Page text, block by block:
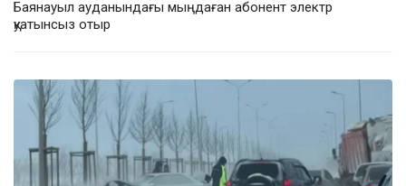
Баянауыл ауданындағы мыңдаған абонент электр
қуатынсыз отыр